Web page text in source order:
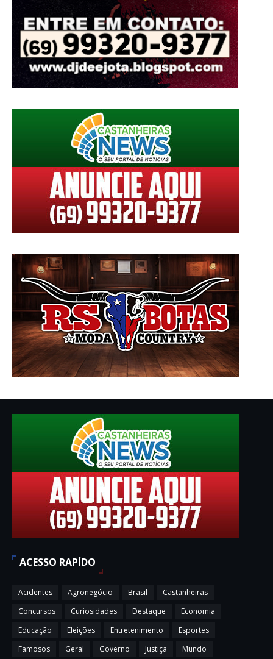
ACESSO RAPÍDO
Acidentes Agronegócio Brasil
Castanheiras
Concursos
Curiosidades Destaque
Economia
Educação
Eleições Entretenimento
Esportes
Famosos
Geral Governo Justiça
Mundo